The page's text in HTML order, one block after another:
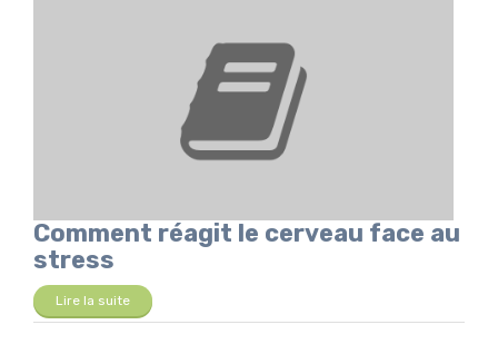
Comment réagit le cerveau face au
stress
Lire la suite